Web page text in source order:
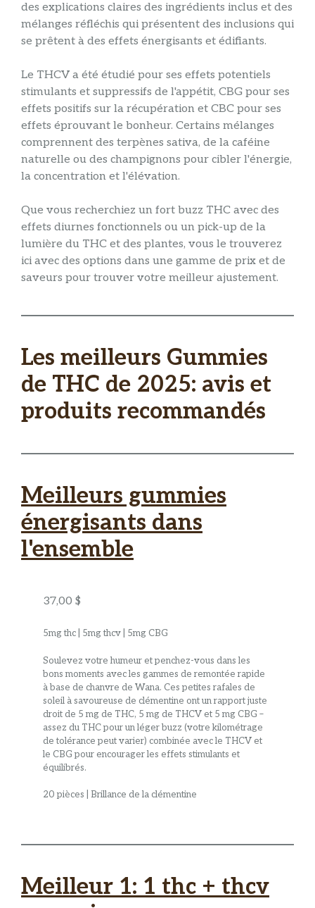
des explications claires des ingrédients inclus et des
mélanges réfléchis qui présentent des inclusions qui
se prêtent à des effets énergisants et édifiants.
Le THCV a été étudié pour ses effets potentiels
stimulants et suppressifs de l'appétit, CBG pour ses
effets positifs sur la récupération et CBC pour ses
effets éprouvant le bonheur. Certains mélanges
comprennent des terpènes sativa, de la caféine
naturelle ou des champignons pour cibler l'énergie,
la concentration et l'élévation.
Que vous recherchiez un fort buzz THC avec des
effets diurnes fonctionnels ou un pick-up de la
lumière du THC et des plantes, vous le trouverez
ici avec des options dans une gamme de prix et de
saveurs pour trouver votre meilleur ajustement.
Les meilleurs Gummies
de THC de 2025: avis et
produits recommandés
Meilleurs gummies
énergisants dans
l'ensemble
37,00 $
5mg thc | 5mg thcv | 5mg CBG
Soulevez votre humeur et penchez-vous dans les
bons moments avec les gammes de remontée rapide
à base de chanvre de Wana. Ces petites rafales de
soleil à savoureuse de clémentine ont un rapport juste
droit de 5 mg de THC, 5 mg de THCV et 5 mg CBG –
assez du THC pour un léger buzz (votre kilométrage
de tolérance peut varier) combinée avec le THCV et
le CBG pour encourager les effets stimulants et
équilibrés.
20 pièces | Brillance de la clémentine
Meilleur 1: 1 thc + thcv